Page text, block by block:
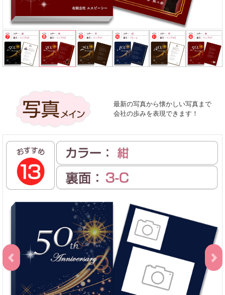
最新の写真から懐かしい写真まで
会社の歩みを表現できます！